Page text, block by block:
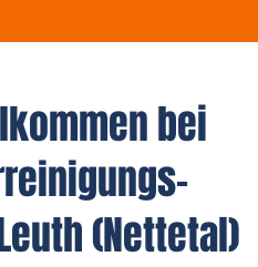
bei
(Nettetal)